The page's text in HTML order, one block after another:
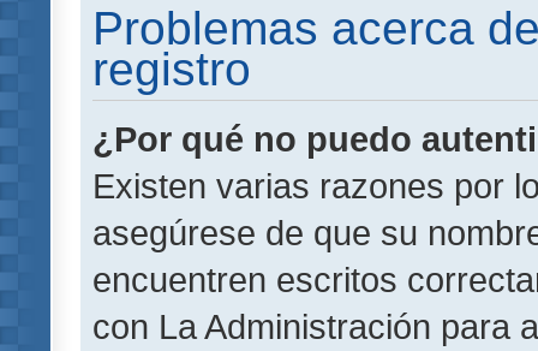
Problemas acerca
registro
¿Por qué no puedo
Existen varias razones por
asegúrese de que su
encuentren escritos
con La Administración para